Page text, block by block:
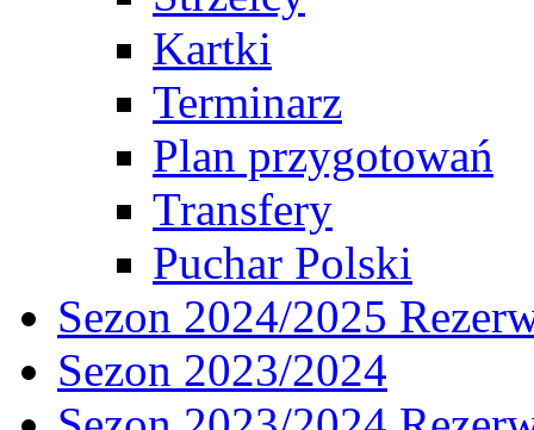
Kartki
Terminarz
Plan przygotowań
Transfery
Puchar Polski
Sezon 2024/2025
Sezon 2023/2024